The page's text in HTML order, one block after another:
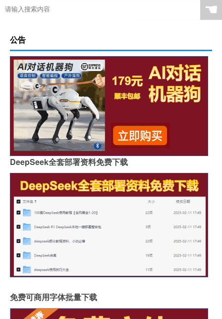
☚
公告
DeepSeek全套部署资料免费下载
免费可商用字体批量下载